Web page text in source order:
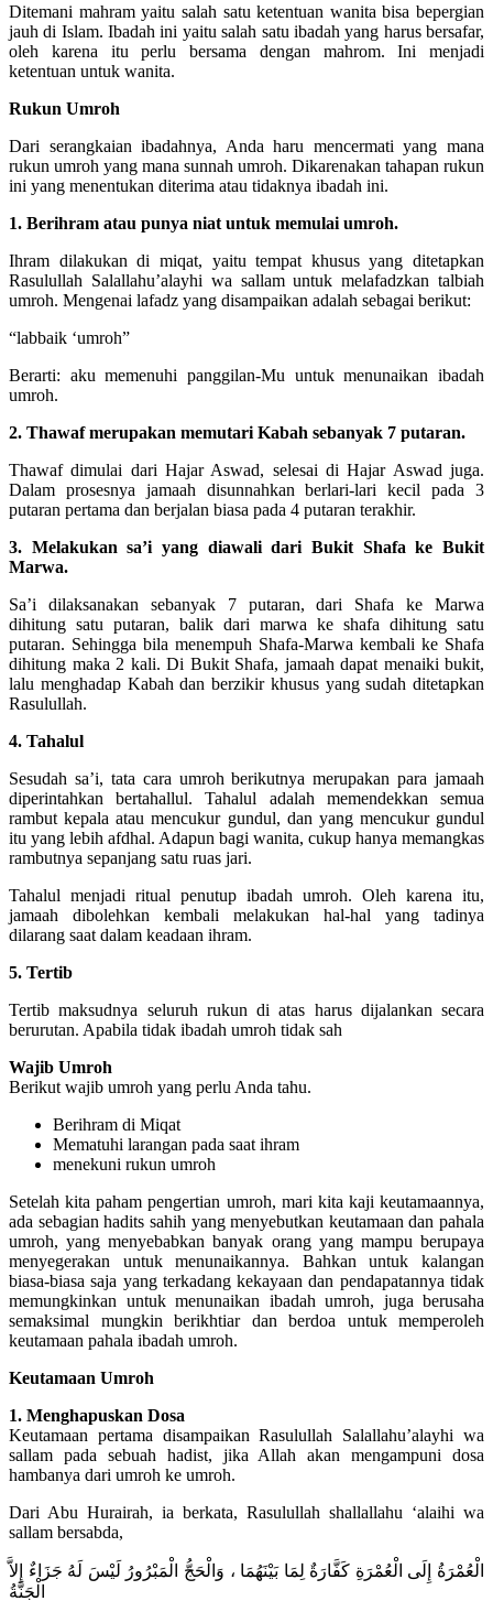
Ditemani mahram yaitu salah satu ketentuan wanita bisa bepergian
jauh di Islam. Ibadah ini yaitu salah satu ibadah yang harus bersafar,
oleh karena itu perlu bersama dengan mahrom. Ini menjadi
ketentuan untuk wanita.
Rukun Umroh
Dari serangkaian ibadahnya, Anda haru mencermati yang mana
rukun umroh yang mana sunnah umroh. Dikarenakan tahapan rukun
ini yang menentukan diterima atau tidaknya ibadah ini.
1. Berihram atau punya niat untuk memulai umroh.
Ihram dilakukan di miqat, yaitu tempat khusus yang ditetapkan
Rasulullah Salallahu’alayhi wa sallam untuk melafadzkan talbiah
umroh. Mengenai lafadz yang disampaikan adalah sebagai berikut:
“labbaik ‘umroh”
Berarti: aku memenuhi panggilan-Mu untuk menunaikan ibadah
umroh.
2. Thawaf merupakan memutari Kabah sebanyak 7 putaran.
Thawaf dimulai dari Hajar Aswad, selesai di Hajar Aswad juga.
Dalam prosesnya jamaah disunnahkan berlari-lari kecil pada 3
putaran pertama dan berjalan biasa pada 4 putaran terakhir.
3. Melakukan sa’i yang diawali dari Bukit Shafa ke Bukit
Marwa.
Sa’i dilaksanakan sebanyak 7 putaran, dari Shafa ke Marwa
dihitung satu putaran, balik dari marwa ke shafa dihitung satu
putaran. Sehingga bila menempuh Shafa-Marwa kembali ke Shafa
dihitung maka 2 kali. Di Bukit Shafa, jamaah dapat menaiki bukit,
lalu menghadap Kabah dan berzikir khusus yang sudah ditetapkan
Rasulullah.
4. Tahalul
Sesudah sa’i, tata cara umroh berikutnya merupakan para jamaah
diperintahkan bertahallul. Tahalul adalah memendekkan semua
rambut kepala atau mencukur gundul, dan yang mencukur gundul
itu yang lebih afdhal. Adapun bagi wanita, cukup hanya memangkas
rambutnya sepanjang satu ruas jari.
Tahalul menjadi ritual penutup ibadah umroh. Oleh karena itu,
jamaah dibolehkan kembali melakukan hal-hal yang tadinya
dilarang saat dalam keadaan ihram.
5. Tertib
Tertib maksudnya seluruh rukun di atas harus dijalankan secara
berurutan. Apabila tidak ibadah umroh tidak sah
Wajib Umroh
Berikut wajib umroh yang perlu Anda tahu.
Berihram di Miqat
Mematuhi larangan pada saat ihram
menekuni rukun umroh
Setelah kita paham pengertian umroh, mari kita kaji keutamaannya,
ada sebagian hadits sahih yang menyebutkan keutamaan dan pahala
umroh, yang menyebabkan banyak orang yang mampu berupaya
menyegerakan untuk menunaikannya. Bahkan untuk kalangan
biasa-biasa saja yang terkadang kekayaan dan pendapatannya tidak
memungkinkan untuk menunaikan ibadah umroh, juga berusaha
semaksimal mungkin berikhtiar dan berdoa untuk memperoleh
keutamaan pahala ibadah umroh.
Keutamaan Umroh
1. Menghapuskan Dosa
Keutamaan pertama disampaikan Rasulullah Salallahu’alayhi wa
sallam pada sebuah hadist, jika Allah akan mengampuni dosa
hambanya dari umroh ke umroh.
Dari Abu Hurairah, ia berkata, Rasulullah shallallahu ‘alaihi wa
sallam bersabda,
الْعُمْرَةُ إِلَى الْعُمْرَةِ كَفَّارَةٌ لِمَا بَيْنَهُمَا ، وَالْحَجُّ الْمَبْرُورُ لَيْسَ لَهُ جَزَاءٌ إِلاَّ
الْجَنَّةُ